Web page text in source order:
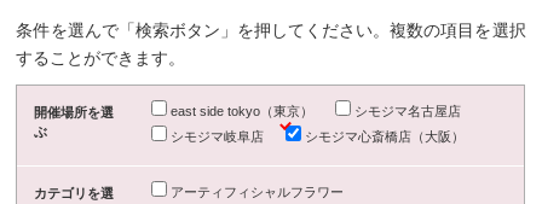
条件を選んで「検索ボタン」を押してください。複数の項目を選択
することができます。
開催場所を選
ぶ
east side tokyo（東京）
シモジマ名古屋店
シモジマ岐阜店
シモジマ心斎橋店（大阪）
カテゴリを選
アーティフィシャルフラワー